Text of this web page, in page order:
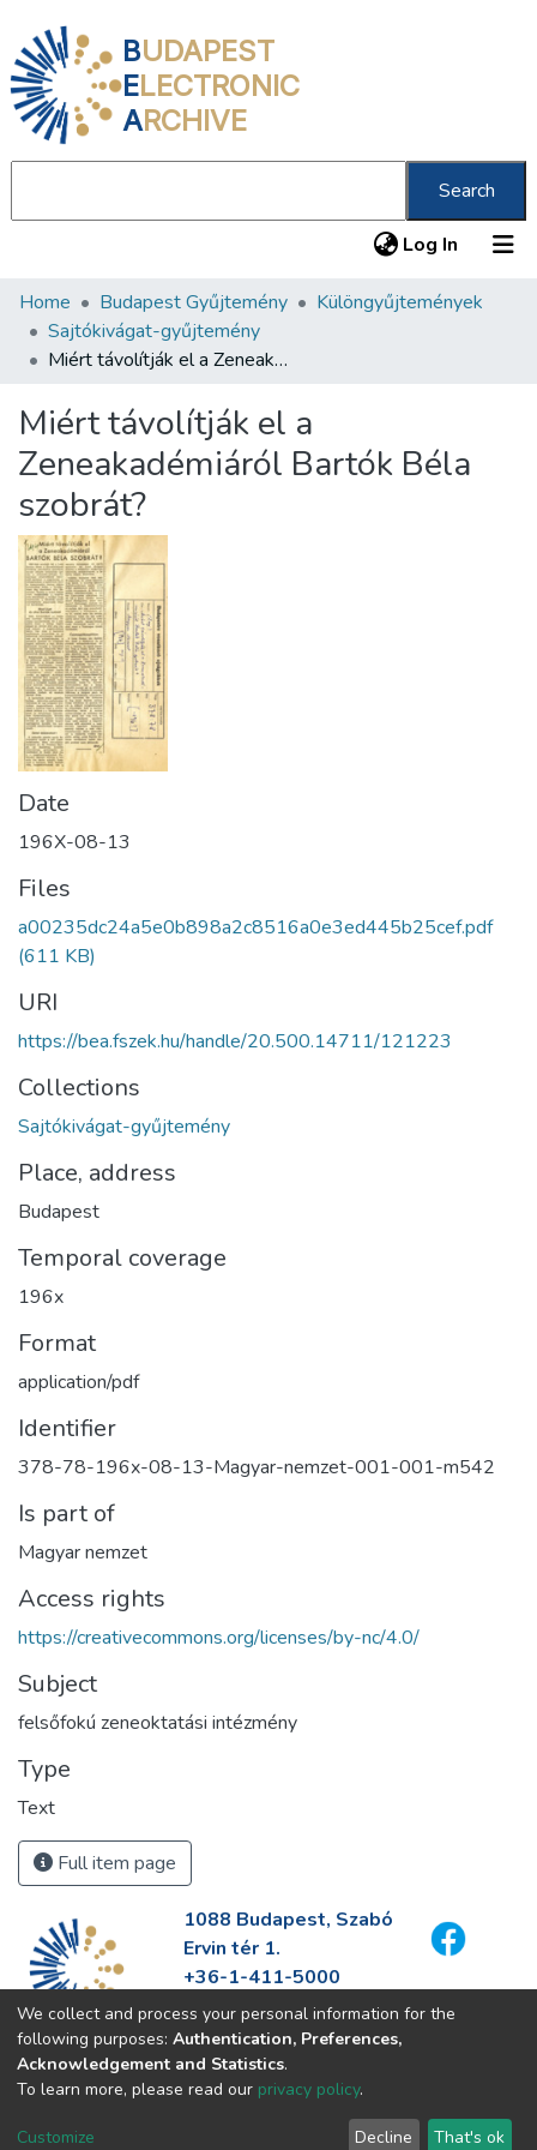
BUDAPEST
ELECTRONIC
ARCHIVE
Search
Log In (current)
Communities & Collections
All of DSpace
About us
Home Budapest Gyűjtemény
Különgyűjtemények
Sajtókivágat-gyűjtemény
Miért távolítják el a Zeneakadémiáról Bartók Béla szobrát?
Miért távolítják el a
Zeneakadémiáról Bartók Béla
szobrát?
Date
196X-08-13
Files
a00235dc24a5e0b898a2c8516a0e3ed445b25cef.pdf
(611 KB)
URI
https://bea.fszek.hu/handle/20.500.14711/121223
Collections
Sajtókivágat-gyűjtemény
Place, address
Budapest
Temporal coverage
196x
Format
application/pdf
Identifier
378-78-196x-08-13-Magyar-nemzet-001-001-m542
Is part of
Magyar nemzet
Access rights
https://creativecommons.org/licenses/by-nc/4.0/
Subject
felsőfokú zeneoktatási intézmény
Type
Text
Full item page
1088 Budapest, Szabó
Ervin tér 1.
+36-1-411-5000
info@fszek.hu
https://fszek.hu
We collect and process your personal information for the
following purposes: Authentication, Preferences,
Acknowledgement and Statistics.
To learn more, please read our privacy policy.
Customize Decline That's ok